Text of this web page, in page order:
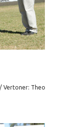
Vertoner: Theo